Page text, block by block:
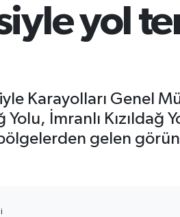
yol
Karayolları Genel
Yolu, İmranlı
gelen